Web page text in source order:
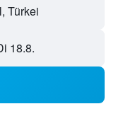
Türkei
18.8.